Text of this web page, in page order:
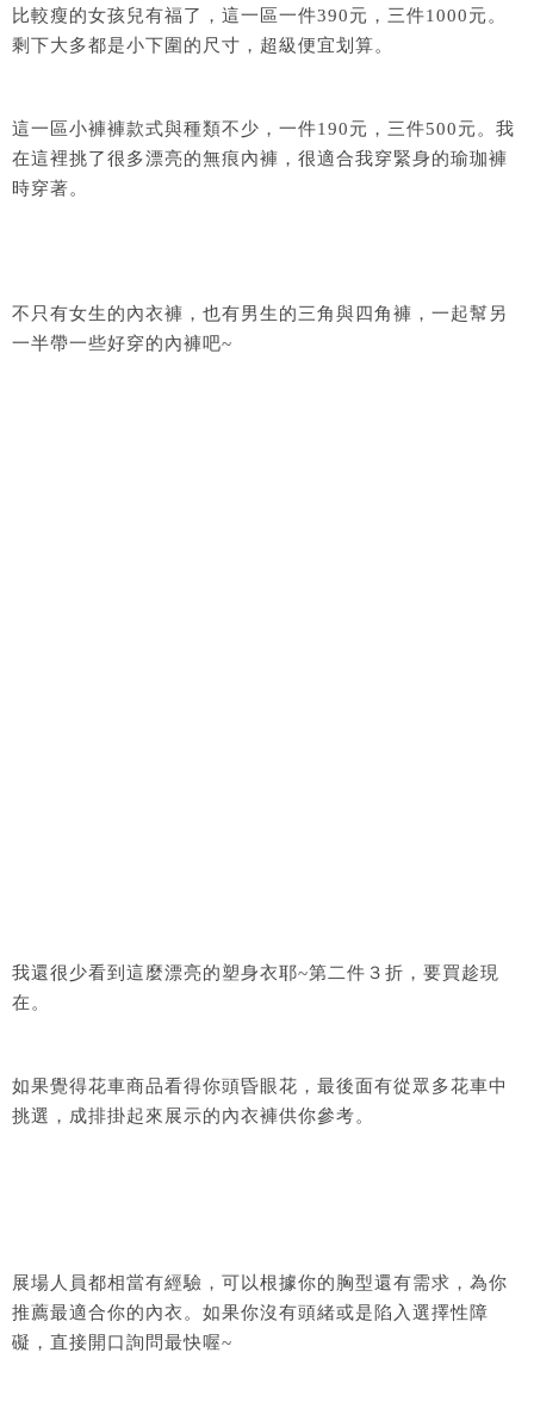
比較瘦的女孩兒有福了，這一區一件390元，三件1000元。
剩下大多都是小下圍的尺寸，超級便宜划算。
這一區小褲褲款式與種類不少，一件190元，三件500元。我
在這裡挑了很多漂亮的無痕內褲，很適合我穿緊身的瑜珈褲
時穿著。
不只有女生的內衣褲，也有男生的三角與四角褲，一起幫另
一半帶一些好穿的內褲吧~
我還很少看到這麼漂亮的塑身衣耶~第二件３折，要買趁現
在。
如果覺得花車商品看得你頭昏眼花，最後面有從眾多花車中
挑選，成排掛起來展示的內衣褲供你參考。
展場人員都相當有經驗，可以根據你的胸型還有需求，為你
推薦最適合你的內衣。如果你沒有頭緒或是陷入選擇性障
礙，直接開口詢問最快喔~